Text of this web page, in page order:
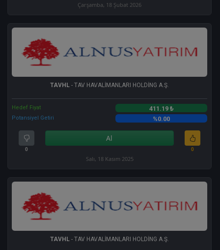
Çarşamba, 18 Şubat 2026
TAVHL - TAV HAVALİMANLARI HOLDİNG A.Ş.
Hedef Fiyat 411.19 ₺
Potansiyel Getiri %0.00
0
Al
0
Salı, 18 Kasım 2025
TAVHL - TAV HAVALİMANLARI HOLDİNG A.Ş.